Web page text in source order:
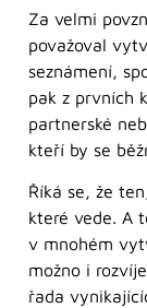
Za velmi
považoval
seznámení,
pak z prvních
partnerské
kteří by se
Říká se, že
které vede. A
v mnohém
možno i
řada